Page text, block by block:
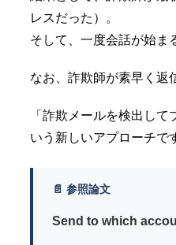
レスだった）。
そして、一度会話が始ま
なお、詐欺師が素早く返
「詐欺メールを検出し
いう新しいアプローチで
📄 参照論文
Send to which